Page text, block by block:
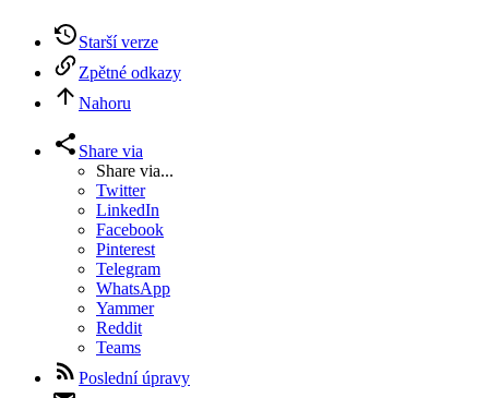
Starší verze
Zpětné odkazy
Nahoru
Share via
Share via...
Twitter
LinkedIn
Facebook
Pinterest
Telegram
WhatsApp
Yammer
Reddit
Teams
Poslední úpravy